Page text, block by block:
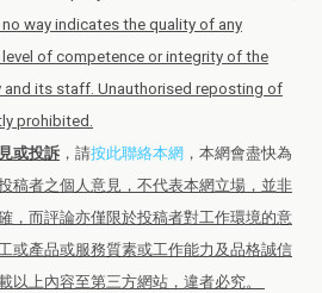
way indicates the quality of any
of competence or integrity of the
and its staff. Unauthorised reposting of
prohibited.
或投訴 ，請按此聯絡本網 ，本網會盡快為
稿者之個人意見，不代表本網立場，並非
，而評論亦僅限於投稿者對工作環境的意
或產品或服務質素或工作能力及品格誠信
以上內容至第三方網站，違者必究。